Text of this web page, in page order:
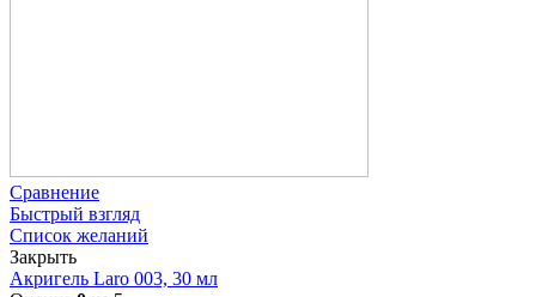
Сравнение
Быстрый взгляд
Список желаний
Закрыть
Акригель Laro 003, 30 мл